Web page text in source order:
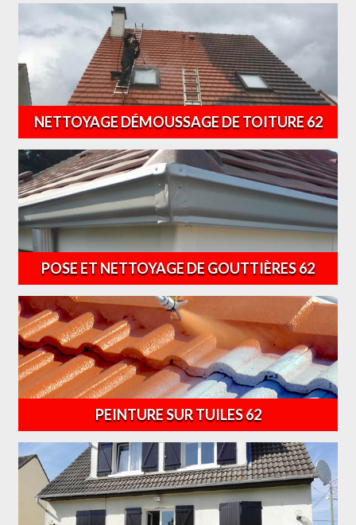
NETTOYAGE DÉMOUSSAGE DE TOITURE 62
POSE ET NETTOYAGE DE GOUTTIÈRES 62
PEINTURE SUR TUILES 62